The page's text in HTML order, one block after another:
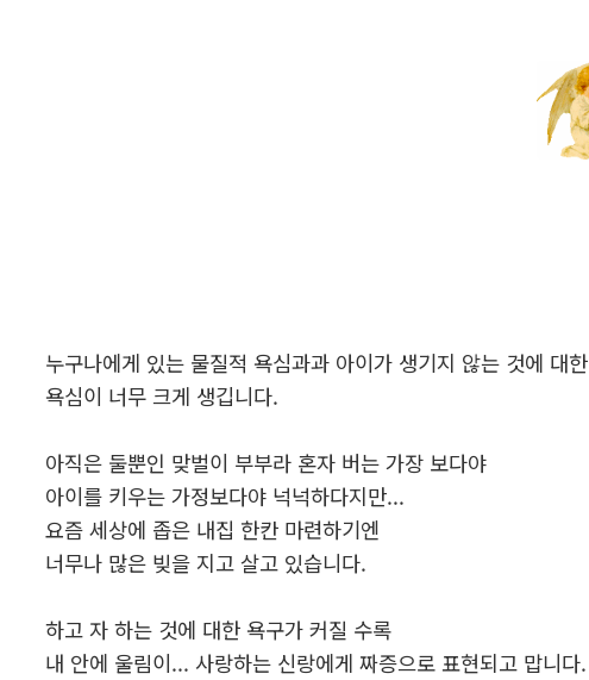
누구나에게 있는 물질적 욕심과과 아이가 생기지 않는 것에 대한
욕심이 너무 크게 생깁니다.
아직은 둘뿐인 맞벌이 부부라 혼자 버는 가장 보다야
아이를 키우는 가정보다야 넉넉하다지만...
요즘 세상에 좁은 내집 한칸 마련하기엔
너무나 많은 빚을 지고 살고 있습니다.
하고 자 하는 것에 대한 욕구가 커질 수록
내 안에 울림이... 사랑하는 신랑에게 짜증으로 표현되고 맙니다.